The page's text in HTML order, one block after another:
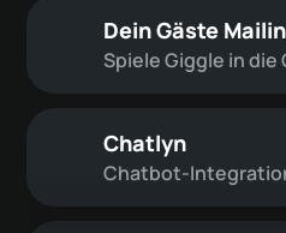
Dein Gäste
Spiele Giggle in
Chatlyn
Chatbot-